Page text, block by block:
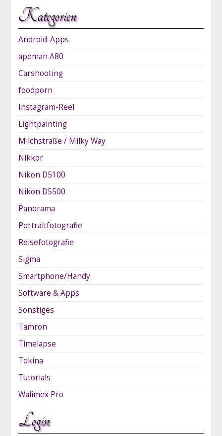
Kategorien
Android-Apps
apeman A80
Carshooting
foodporn
Instagram-Reel
Lightpainting
Milchstraße / Milky Way
Nikkor
Nikon D5100
Nikon D5500
Panorama
Portraitfotografie
Reisefotografie
Sigma
Smartphone/Handy
Software & Apps
Sonstiges
Tamron
Timelapse
Tokina
Tutorials
Walimex Pro
Login